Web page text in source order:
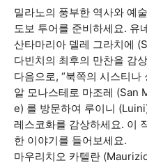
밀라노의 풍부한 역사와 예
도보 투어를 준비하세요. 유
산타마리아 델레 그라치에
다빈치의 최후의 만찬을 감
다음으로, “북쪽의 시스티나
알 모나스테로 마조레
e) 를 방문하여 루이니
레스코화를 감상하세요. 이
한 이야기를 들어보세요.
마우리치오 카텔란